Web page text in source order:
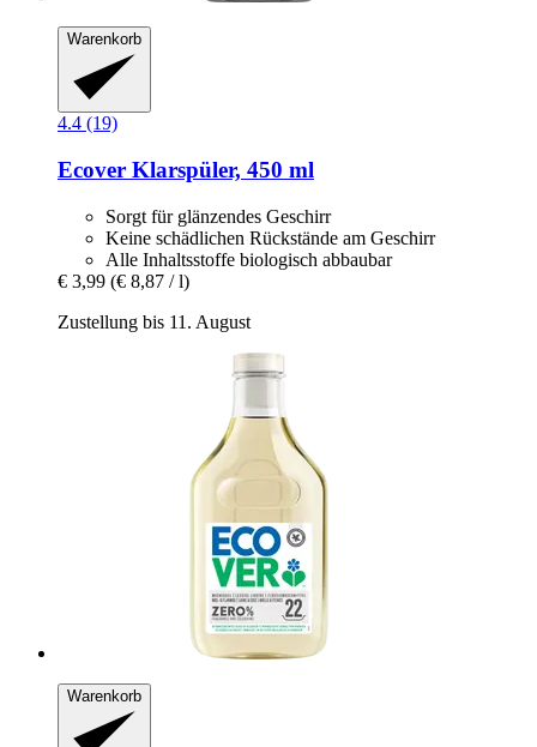
Warenkorb
4.4 (19)
Ecover Klarspüler, 450 ml
Sorgt für glänzendes Geschirr
Keine schädlichen Rückstände am Geschirr
Alle Inhaltsstoffe biologisch abbaubar
€ 3,99 (€ 8,87 / l)
Zustellung bis 11. August
Warenkorb